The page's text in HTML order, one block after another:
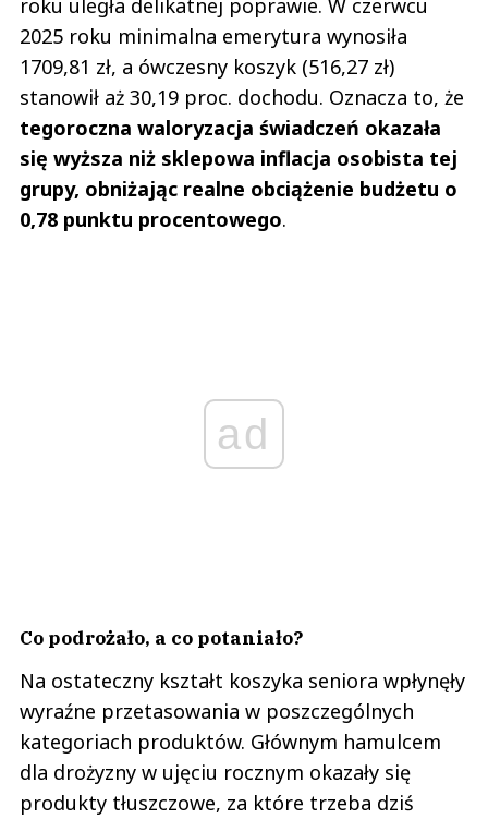
roku uległa delikatnej poprawie. W czerwcu
2025 roku minimalna emerytura wynosiła
1709,81 zł, a ówczesny koszyk (516,27 zł)
stanowił aż 30,19 proc. dochodu. Oznacza to, że
tegoroczna waloryzacja świadczeń okazała
się wyższa niż sklepowa inflacja osobista tej
grupy, obniżając realne obciążenie budżetu o
0,78 punktu procentowego.
ad
Co podrożało, a co potaniało?
Na ostateczny kształt koszyka seniora wpłynęły
wyraźne przetasowania w poszczególnych
kategoriach produktów. Głównym hamulcem
dla drożyzny w ujęciu rocznym okazały się
produkty tłuszczowe, za które trzeba dziś